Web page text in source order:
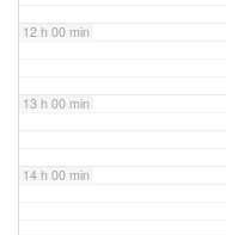
12 h 00 min
13 h 00 min
14 h 00 min